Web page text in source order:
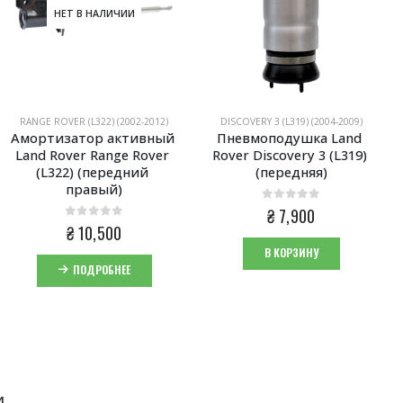
НЕТ В НАЛИЧИИ
RANGE ROVER (L322) (2002-2012)
Амортизатор активный
Land Rover Range Rover
(L322) (передний
правый)
0 из 5
₴10,500
ПОДРОБНЕЕ
DISCOVERY 3 (L319) (2004-2009)
Пневмоподушка Land
Rover Discovery 3 (L319)
(передняя)
0из 5
₴7,900
В КОРЗИНУ